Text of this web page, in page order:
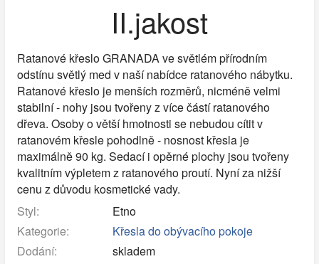
II.jakost
Ratanové křeslo GRANADA ve světlém přírodním
odstínu světlý med v naší nabídce ratanového nábytku.
Ratanové křeslo je menších rozměrů, nicméně velmi
stabilní - nohy jsou tvořeny z více částí ratanového
dřeva. Osoby o větší hmotnosti se nebudou cítit v
ratanovém křesle pohodlně - nosnost křesla je
maximálně 90 kg. Sedací i opěrné plochy jsou tvořeny
kvalitním výpletem z ratanového proutí. Nyní za nižší
cenu z důvodu kosmetické vady.
Styl:
Etno
Kategorie:
Křesla do obývacího pokoje
Dodání:
skladem